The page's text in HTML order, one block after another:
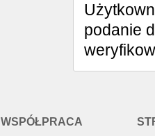
podanie
WSPÓŁPRACA